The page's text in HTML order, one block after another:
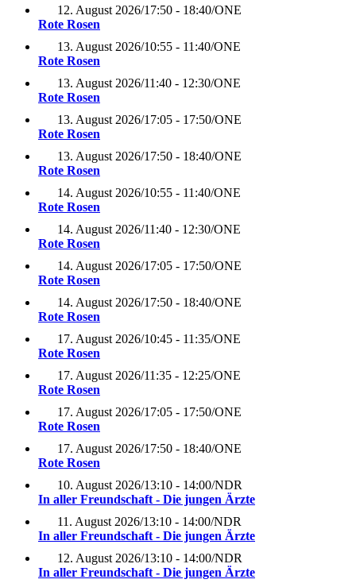
12. August 2026/17:50 - 18:40/ONE
Rote Rosen
13. August 2026/10:55 - 11:40/ONE
Rote Rosen
13. August 2026/11:40 - 12:30/ONE
Rote Rosen
13. August 2026/17:05 - 17:50/ONE
Rote Rosen
13. August 2026/17:50 - 18:40/ONE
Rote Rosen
14. August 2026/10:55 - 11:40/ONE
Rote Rosen
14. August 2026/11:40 - 12:30/ONE
Rote Rosen
14. August 2026/17:05 - 17:50/ONE
Rote Rosen
14. August 2026/17:50 - 18:40/ONE
Rote Rosen
17. August 2026/10:45 - 11:35/ONE
Rote Rosen
17. August 2026/11:35 - 12:25/ONE
Rote Rosen
17. August 2026/17:05 - 17:50/ONE
Rote Rosen
17. August 2026/17:50 - 18:40/ONE
Rote Rosen
10. August 2026/13:10 - 14:00/NDR
In aller Freundschaft - Die jungen Ärzte
11. August 2026/13:10 - 14:00/NDR
In aller Freundschaft - Die jungen Ärzte
12. August 2026/13:10 - 14:00/NDR
In aller Freundschaft - Die jungen Ärzte